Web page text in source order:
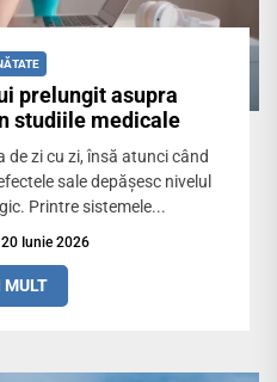
prelungit asupra
studiile medicale
zi cu zi, însă atunci când
sale depășesc nivelul
Printre sistemele...
20 Iunie 2026
MULT